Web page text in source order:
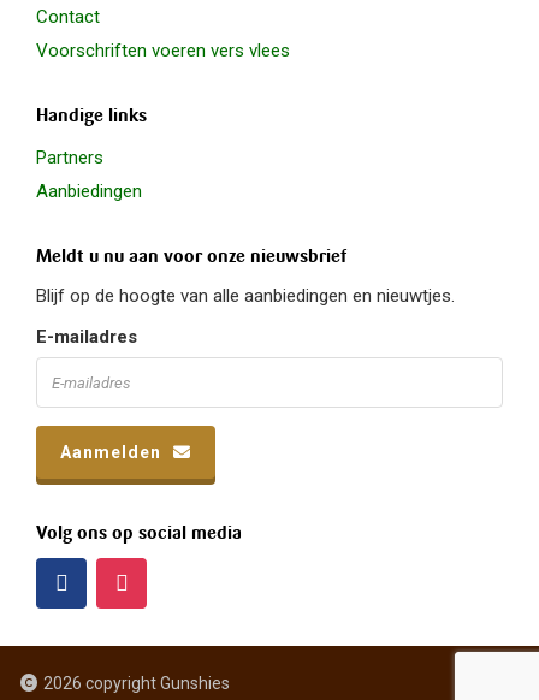
Contact
Voorschriften voeren vers vlees
Handige links
Partners
Aanbiedingen
Meldt u nu aan voor onze nieuwsbrief
Blijf op de hoogte van alle aanbiedingen en nieuwtjes.
E-mailadres
Aanmelden
Volg ons op social media
2026 copyright Gunshies